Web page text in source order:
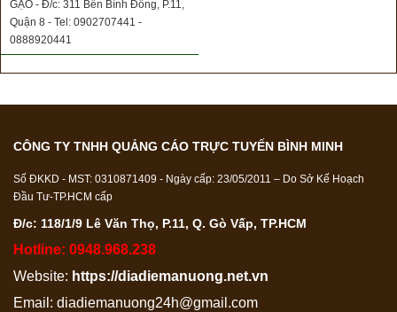
GẠO - Đ/c: 311 Bến Bình Đông, P.11,
Quận 8 - Tel: 0902707441 -
0888920441
CÔNG TY TNHH QUẢNG CÁO TRỰC TUYẾN BÌNH MINH
Số ĐKKD - MST: 0310871409 - Ngày cấp: 23/05/2011 – Do Sở Kế Hoạch
Đầu Tư-TP.HCM cấp
Đ/c: 118/1/9 Lê Văn Thọ, P.11, Q. Gò Vấp, TP.HCM
Hotline: 0948.968.238
Website: https://diadiemanuong.net.vn
Email: diadiemanuong24h@gmail.com